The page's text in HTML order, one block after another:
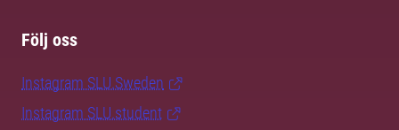
Följ oss
Instagram SLU.Sweden
Instagram SLU.student